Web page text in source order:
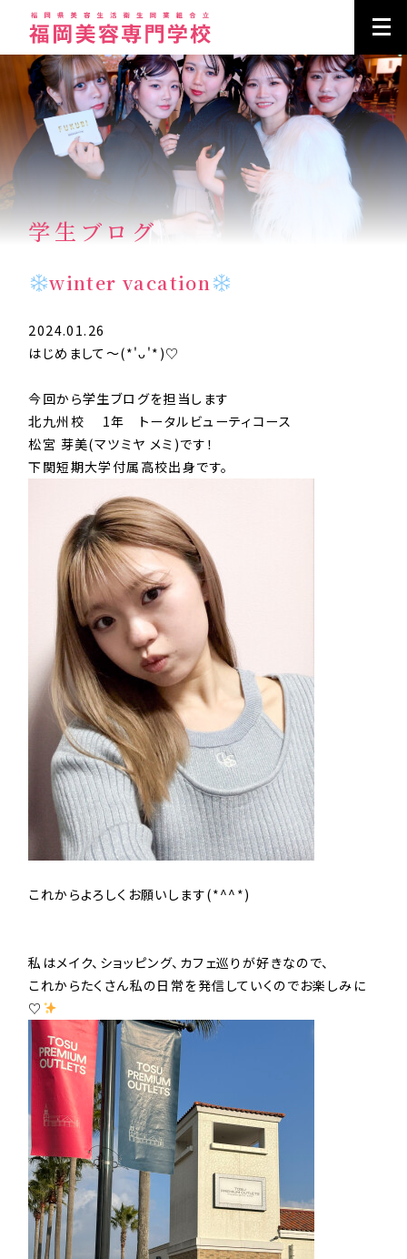
学生ブログ
winter vacation
2024.01.26
はじめまして～(*'ᴗ'*)♡
今回から学生ブログを担当します
北九州校 1年 トータルビューティコース
松宮 芽美(マツミヤ メミ)です！
下関短期大学付属高校出身です。
これからよろしくお願いします(*^^*)
私はメイク、ショッピング、カフェ巡りが好きなので、
これからたくさん私の日常を発信していくのでお楽しみに
♡